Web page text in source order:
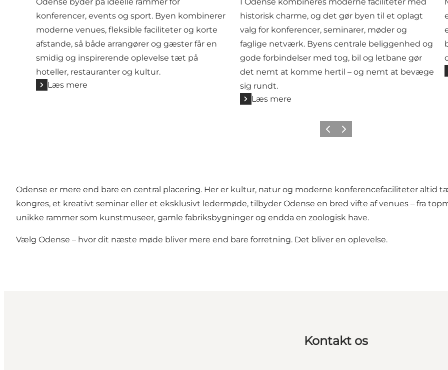
konferencer, events og sport. Byen kombinerer
moderne venues, fleksible faciliteter og korte
afstande, så både arrangører og gæster får en
smidig og inspirerende oplevelse tæt på
hoteller, restauranter og kultur.
Læs mere
historisk charme, og det gør byen til et oplagt
valg for konferencer, seminarer, møder og
faglige netværk. Byens centrale beliggenhed og
gode forbindelser med tog, bil og letbane gør
det nemt at komme hertil – og nemt at bevæge
sig rundt.
Læs mere
ForrigeNæste
Odense er mere end bare en central placering. Her er kultur, natur og moderne konferencefaciliteter
kongres, et kreativt seminar eller et eksklusivt ledermøde, tilbyder Odense en bred vifte af venues – fra
unikke rammer som kunstmuseer, gamle fabriksbygninger og endda en zoologisk have.
Vælg Odense – hvor dit næste møde bliver mere end bare forretning. Det bliver en oplevelse.
Kontakt os